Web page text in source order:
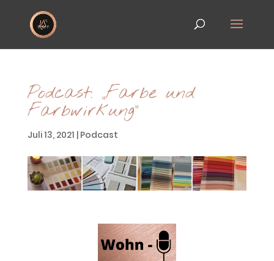
Podcast: „Farbe und
Farbwirkung“
Juli 13, 2021 | Podcast